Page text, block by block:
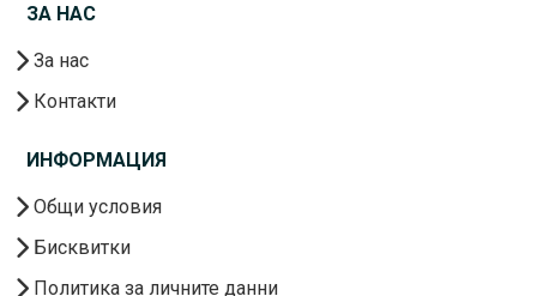
ЗА НАС
За нас
Контакти
ИНФОРМАЦИЯ
Общи условия
Бисквитки
Политика за личните данни